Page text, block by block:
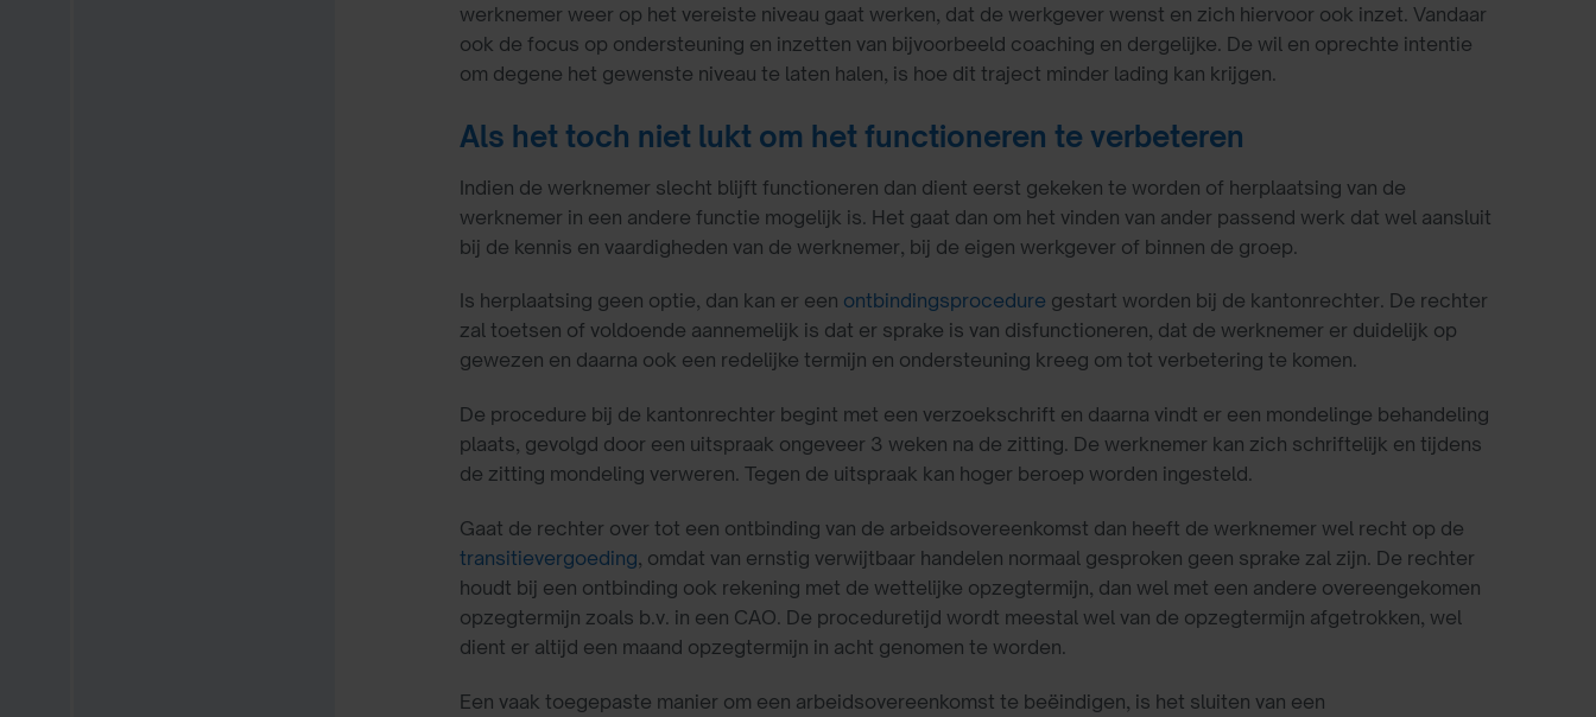
werknemer weer op het vereiste niveau gaat werken, dat de werkgever wenst en zich hiervoor ook inzet. Vandaar
ook de focus op ondersteuning en inzetten van bijvoorbeeld coaching en dergelijke. De wil en oprechte intentie
om degene het gewenste niveau te laten halen, is hoe dit traject minder lading kan krijgen.
Als het toch niet lukt om het functioneren te verbeteren
Indien de werknemer slecht blijft functioneren dan dient eerst gekeken te worden of herplaatsing van de
werknemer in een andere functie mogelijk is. Het gaat dan om het vinden van ander passend werk dat wel aansluit
bij de kennis en vaardigheden van de werknemer, bij de eigen werkgever of binnen de groep.
Is herplaatsing geen optie, dan kan er een ontbindingsprocedure gestart worden bij de kantonrechter. De rechter
zal toetsen of voldoende aannemelijk is dat er sprake is van disfunctioneren, dat de werknemer er duidelijk op
gewezen en daarna ook een redelijke termijn en ondersteuning kreeg om tot verbetering te komen.
De procedure bij de kantonrechter begint met een verzoekschrift en daarna vindt er een mondelinge behandeling
plaats, gevolgd door een uitspraak ongeveer 3 weken na de zitting. De werknemer kan zich schriftelijk en tijdens
de zitting mondeling verweren. Tegen de uitspraak kan hoger beroep worden ingesteld.
Gaat de rechter over tot een ontbinding van de arbeidsovereenkomst dan heeft de werknemer wel recht op de
transitievergoeding, omdat van ernstig verwijtbaar handelen normaal gesproken geen sprake zal zijn. De rechter
houdt bij een ontbinding ook rekening met de wettelijke opzegtermijn, dan wel met een andere overeengekomen
opzegtermijn zoals b.v. in een CAO. De proceduretijd wordt meestal wel van de opzegtermijn afgetrokken, wel
dient er altijd een maand opzegtermijn in acht genomen te worden.
Een vaak toegepaste manier om een arbeidsovereenkomst te beëindigen, is het sluiten van een